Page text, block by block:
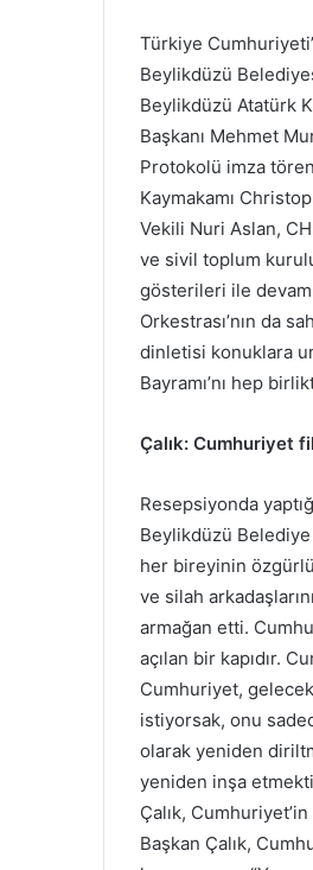
Türkiye
Beylikdüzü
Beylikdüzü Atatürk
Başkanı Mehmet
Protokolü imza
Kaymakamı
Vekili Nuri Aslan,
ve sivil toplum
gösterileri ile
Orkestrası’nın da
dinletisi konuklara
Bayramı’nı hep
Çalık: Cumhuriyet
Resepsiyonda
Beylikdüzü Belediye
her bireyinin
ve silah
armağan etti.
açılan bir kapıdır.
Cumhuriyet,
istiyorsak, onu
olarak yeniden
yeniden inşa
Çalık,
Başkan Çalık,